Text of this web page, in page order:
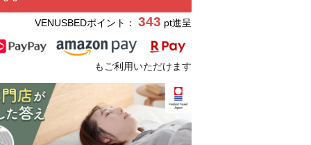
ブラウン
VENUSBEDポイント： 343 pt進呈
もご利用いただけます